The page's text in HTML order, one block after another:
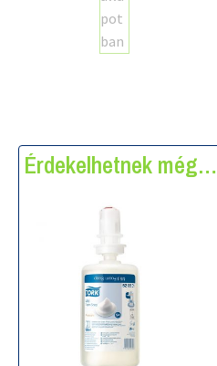
Érdekelhetnek még…